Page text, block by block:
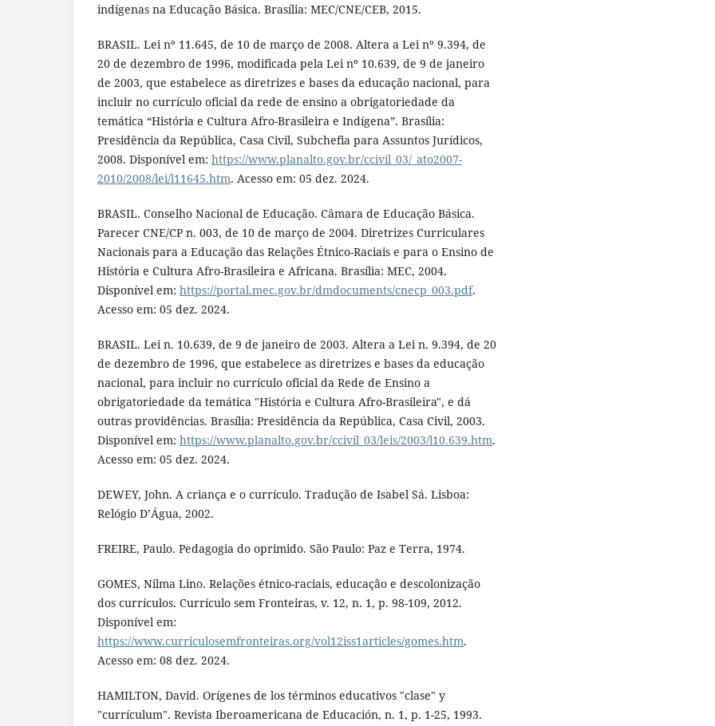
indígenas na Educação Básica. Brasília: MEC/CNE/CEB, 2015.
BRASIL. Lei nº 11.645, de 10 de março de 2008. Altera a Lei nº 9.394, de
20 de dezembro de 1996, modificada pela Lei nº 10.639, de 9 de janeiro
de 2003, que estabelece as diretrizes e bases da educação nacional, para
incluir no currículo oficial da rede de ensino a obrigatoriedade da
temática “História e Cultura Afro-Brasileira e Indígena”. Brasília:
Presidência da República, Casa Civil, Subchefia para Assuntos Jurídicos,
2008. Disponível em: https://www.planalto.gov.br/ccivil_03/_ato2007-
2010/2008/lei/l11645.htm. Acesso em: 05 dez. 2024.
BRASIL. Conselho Nacional de Educação. Câmara de Educação Básica.
Parecer CNE/CP n. 003, de 10 de março de 2004. Diretrizes Curriculares
Nacionais para a Educação das Relações Étnico-Raciais e para o Ensino de
História e Cultura Afro-Brasileira e Africana. Brasília: MEC, 2004.
Disponível em: https://portal.mec.gov.br/dmdocuments/cnecp_003.pdf.
Acesso em: 05 dez. 2024.
BRASIL. Lei n. 10.639, de 9 de janeiro de 2003. Altera a Lei n. 9.394, de 20
de dezembro de 1996, que estabelece as diretrizes e bases da educação
nacional, para incluir no currículo oficial da Rede de Ensino a
obrigatoriedade da temática "História e Cultura Afro-Brasileira", e dá
outras providências. Brasília: Presidência da República, Casa Civil, 2003.
Disponível em: https://www.planalto.gov.br/ccivil_03/leis/2003/l10.639.htm.
Acesso em: 05 dez. 2024.
DEWEY, John. A criança e o currículo. Tradução de Isabel Sá. Lisboa:
Relógio D’Água, 2002.
FREIRE, Paulo. Pedagogia do oprimido. São Paulo: Paz e Terra, 1974.
GOMES, Nilma Lino. Relações étnico-raciais, educação e descolonização
dos currículos. Currículo sem Fronteiras, v. 12, n. 1, p. 98-109, 2012.
Disponível em:
https://www.curriculosemfronteiras.org/vol12iss1articles/gomes.htm.
Acesso em: 08 dez. 2024.
HAMILTON, David. Orígenes de los términos educativos "clase" y
"currículum". Revista Iberoamericana de Educación, n. 1, p. 1-25, 1993.